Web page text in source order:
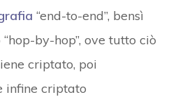
“end-to-end”, bensì
by-hop”, ove tutto ciò
criptato, poi
infine criptato